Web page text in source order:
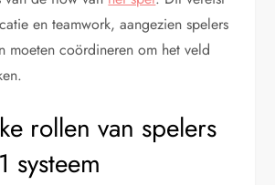
en teamwork, aangezien spelers
moeten coördineren om het veld
rollen van spelers
systeem